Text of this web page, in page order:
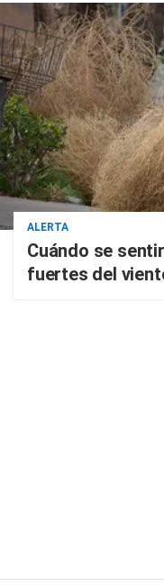
ALERTA
Cuándo se
fuertes del